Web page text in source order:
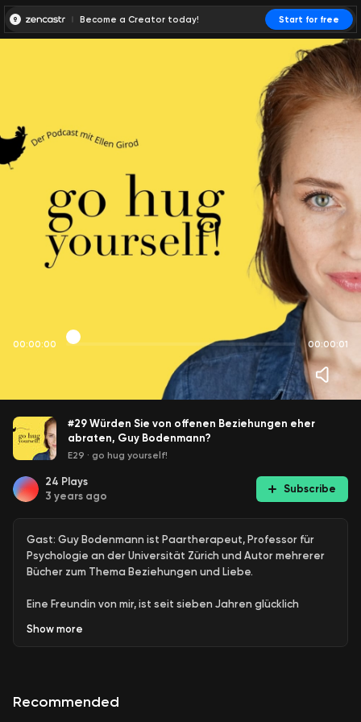
Become a Creator today! Start for free
00:00:00 00:00:01
#29 Würden Sie von offenen Beziehungen eher
abraten, Guy Bodenmann?
E29 · go hug yourself!
24 Plays
3 years ago
Subscribe
Gast: Guy Bodenmann ist Paartherapeut, Professor für
Psychologie an der Universität Zürich und Autor mehrerer
Bücher zum Thema Beziehungen und Liebe.
Eine Freundin von mir, ist seit sieben Jahren glücklich
ihrem Mann und denkt dennoch neuerdings beim Sex
Betrug darstellt. "Was würden sie meiner Freundin raten,
Show more
Recommended